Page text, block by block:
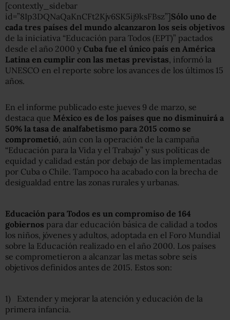
[contextly_sidebar
id=”8Ip3DQNaQaKnCFt2Kjv6SK5ij9ksFBsz”]Sólo uno de
cada tres países del mundo alcanzaron los seis objetivos
de la iniciativa “Educación para Todos (EPT)” pactados
desde el año 2000 y Cuba fue el único país en América
Latina en cumplir con las metas previstas, informó la
UNESCO en el reporte sobre los avances de los últimos 15
años.
En el informe publicado este jueves 9 de marzo, se
destaca que México es de los países que no disminuirá a
50% la tasa de analfabetismo para 2015 como se
comprometió, aún con la operación de la campaña
“Educación para la Vida y el Trabajo” y sus políticas de
equidad y calidad están por debajo de las implementadas
por Cuba o Chile. Tampoco ha acabado con la brecha de
desigualdad entre las zonas rurales y urbanas.
Educación para Todos es un compromiso de 164
gobiernos para dar educación básica de calidad a todos
los niños, jóvenes y adultos, adoptada en el Foro Mundial
sobre la Educación realizado en el año 2000. Los países
se comprometieron a alcanzar las metas sobre seis
objetivos definidos antes de 2015. Estos son:
1) Extender y mejorar la atención y educación de la
primera infancia.